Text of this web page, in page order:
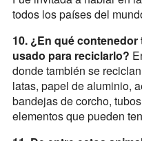
todos los países del
10. ¿En qué
usado para reciclarlo?
donde también se
latas, papel de aluminio,
bandejas de corcho,
elementos que pueden